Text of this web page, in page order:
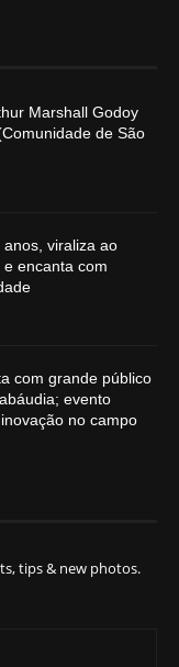
Marshall Godoy
de São
viraliza ao
encanta com
com grande público
evento
no campo
tips & new photos.